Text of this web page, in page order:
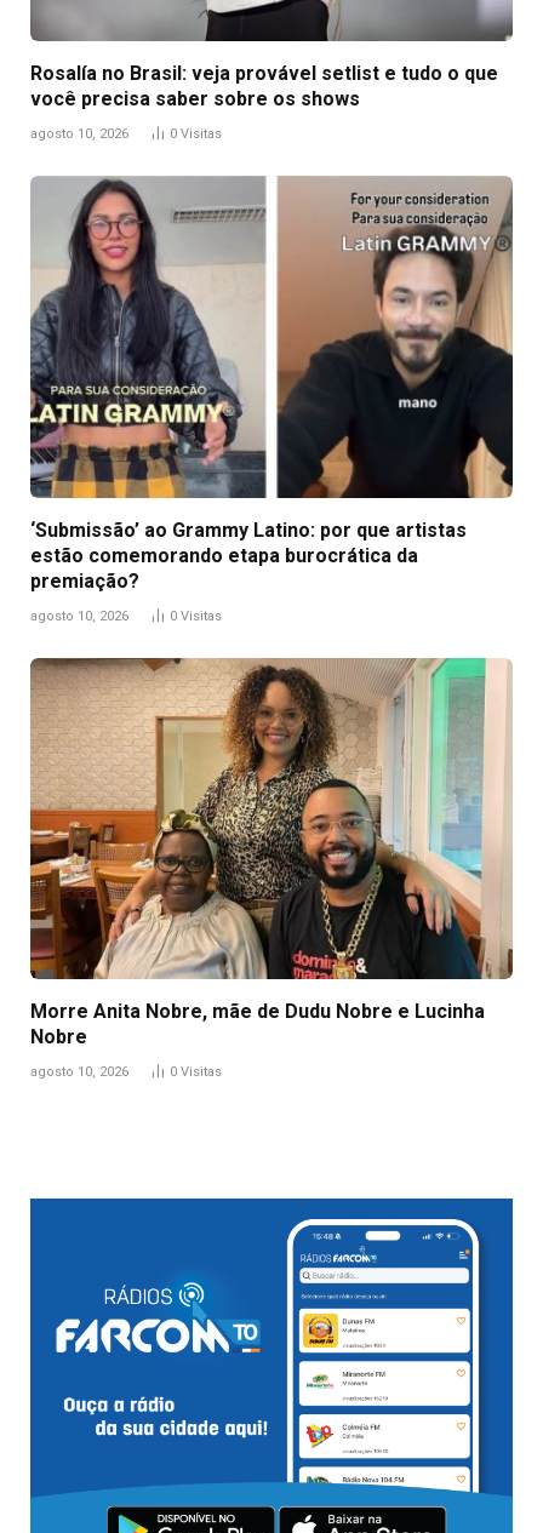
Rosalía no Brasil: veja provável setlist e tudo o que
você precisa saber sobre os shows
agosto 10, 2026 0 Visitas
‘Submissão’ ao Grammy Latino: por que artistas
estão comemorando etapa burocrática da
premiação?
agosto 10, 2026 0 Visitas
Morre Anita Nobre, mãe de Dudu Nobre e Lucinha
Nobre
agosto 10, 2026 0 Visitas